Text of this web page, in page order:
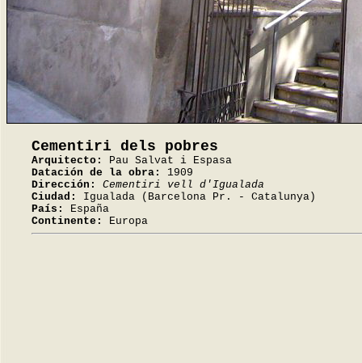
Cementiri dels pobres
Arquitecto:
Pau Salvat i Espasa
Datación de la obra:
1909
Dirección:
Cementiri vell d'Igualada
Ciudad:
Igualada (Barcelona Pr. - Catalunya)
País:
España
Continente:
Europa